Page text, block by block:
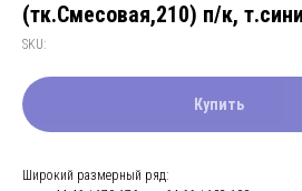
(тк.Смесовая,210) п/к,
SKU:
Купить
Широкий размерный ряд: